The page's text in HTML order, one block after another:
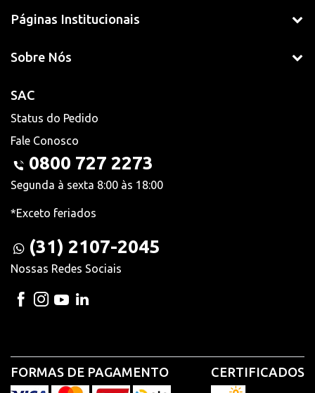
Páginas Institucionais
Sobre Nós
SAC
Status do Pedido
Fale Conosco
0800 727 2273
Segunda à sexta 8:00 às 18:00
*Exceto feriados
(31) 2107-2045
Nossas Redes Sociais
FORMAS DE PAGAMENTO CERTIFICADOS